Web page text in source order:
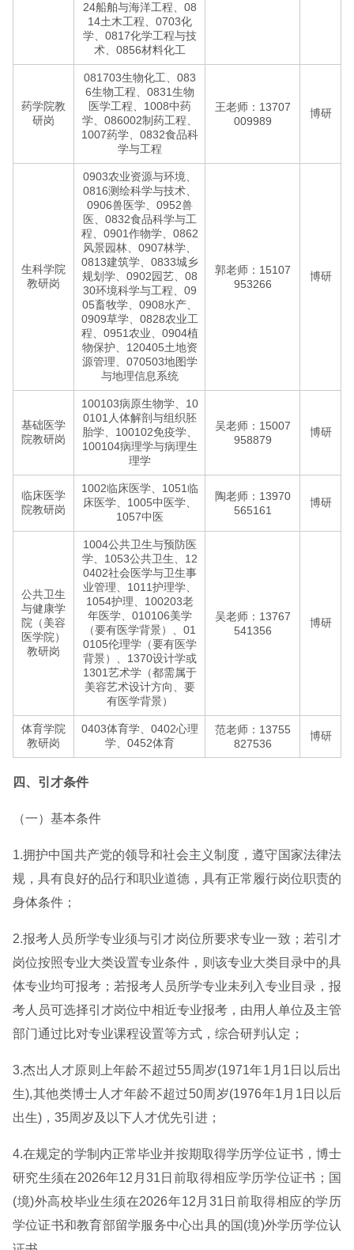
24船舶与海洋工程、08
14土木工程、0703化
学、0817化学工程与技
术、0856材料化工
药学院教
研岗
081703生物化工、083
6生物工程、0831生物
医学工程、1008中药
学、086002制药工程、
1007药学、0832食品科
学与工程
王老师：13707
009989
博研
生科学院
教研岗
0903农业资源与环境、
0816测绘科学与技术、
0906兽医学、0952兽
医、0832食品科学与工
程、0901作物学、0862
风景园林、0907林学、
0813建筑学、0833城乡
规划学、0902园艺、08
30环境科学与工程、09
05畜牧学、0908水产、
0909草学、0828农业工
程、0951农业、0904植
物保护、120405土地资
源管理、070503地图学
与地理信息系统
郭老师：15107
953266
博研
基础医学
院教研岗
100103病原生物学、10
0101人体解剖与组织胚
胎学、100102免疫学、
100104病理学与病理生
理学
吴老师：15007
958879
博研
临床医学
院教研岗
1002临床医学、1051临
床医学、1005中医学、
1057中医
陶老师：13970
565161
博研
公共卫生
与健康学
院（美容
医学院）
教研岗
1004公共卫生与预防医
学、1053公共卫生、12
0402社会医学与卫生事
业管理、1011护理学、
1054护理、100203老
年医学、010106美学
（要有医学背景）、01
0105伦理学（要有医学
背景）、1370设计学或
1301艺术学（都需属于
美容艺术设计方向、要
有医学背景）
吴老师：13767
541356
博研
体育学院
教研岗
0403体育学、0402心理
学、0452体育
范老师：13755
827536
博研
四、引才条件
（一）基本条件
1.拥护中国共产党的领导和社会主义制度，遵守国家法律法
规，具有良好的品行和职业道德，具有正常履行岗位职责的
身体条件；
2.报考人员所学专业须与引才岗位所要求专业一致；若引才
岗位按照专业大类设置专业条件，则该专业大类目录中的具
体专业均可报考；若报考人员所学专业未列入专业目录，报
考人员可选择引才岗位中相近专业报考，由用人单位及主管
部门通过比对专业课程设置等方式，综合研判认定；
3.杰出人才原则上年龄不超过55周岁(1971年1月1日以后出
生),其他类博士人才年龄不超过50周岁(1976年1月1日以后
出生)，35周岁及以下人才优先引进；
4.在规定的学制内正常毕业并按期取得学历学位证书，博士
研究生须在2026年12月31日前取得相应学历学位证书；国
(境)外高校毕业生须在2026年12月31日前取得相应的学历
学位证书和教育部留学服务中心出具的国(境)外学历学位认